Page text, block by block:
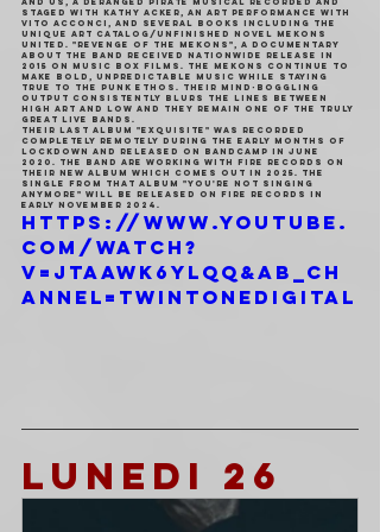
staged with Kathy Acker, an art performance with
Vito Acconci, and several books including the
unique art catalog/unfinished novel Mekons
United. "Revenge of the Mekons", a documentary
about the band received nationwide release in
2015 on Music Box Films. The Mekons continue to
make bold, unpredictable music while staying
true to the punk ethos. Their mind-boggling
output consistently blurs the lines between
high art and low and they remain one of the truly
great live bands.
Their last album "Exquisite" was recorded
completely remotely during the early months of
lockdown and released on Bandcamp in June
2020. The band are working with Fire Records on
their new album which comes out in 2025. The
single from that album "You're Not Singing
Anymore" will be released on Fire Records in
early November 2024.
https://www.youtube.
com/watch?
v=JtaAWk6YLqQ&ab_ch
annel=twintonedigital
LUNEDI 26